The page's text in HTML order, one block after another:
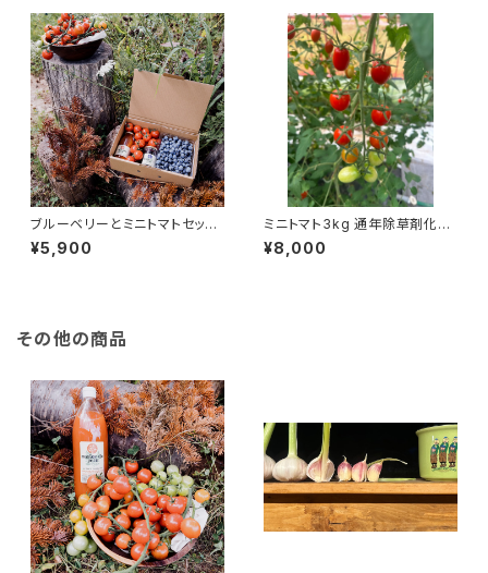
ブルーベリーとミニトマトセット
＋ ミニトマトジュース100%
ブルーベリージャム 通年除草
¥5,900
ミニトマト3kg 通年除草剤化学
農薬化学肥料不使用 送料込
み
¥8,000
その他の商品